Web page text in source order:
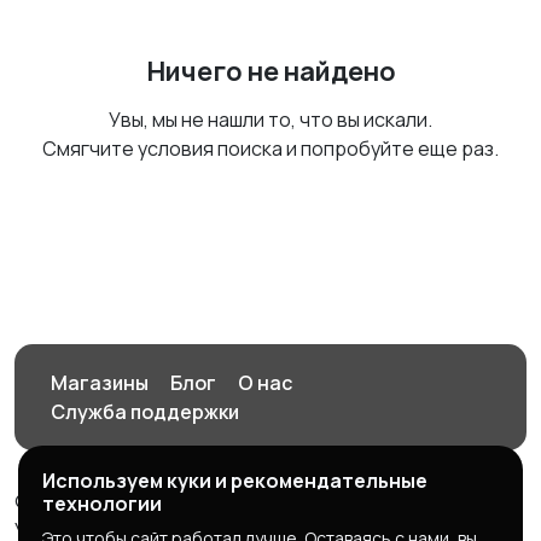
Ничего не найдено
Увы, мы не нашли то, что вы искали.
Смягчите условия поиска и попробуйте еще раз.
Магазины Блог
О нас
Служба поддержки
© 2026 Орен-АЙ - Авто | Недвижимость | Работа |
Услуги
Используем куки и рекомендательные
технологии